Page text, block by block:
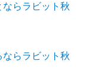
らラビット秋
らラビット秋